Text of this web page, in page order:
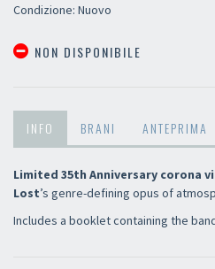
Condizione: Nuovo
NON DISPONIBILE
INFO BRANI ANTEPRIMA
Limited 35th Anniversary corona
Lost’s genre-defining opus of
Includes a booklet containing the